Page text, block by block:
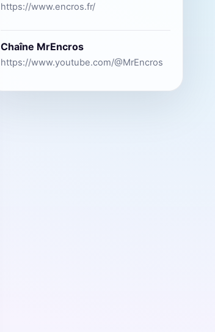
https://www.encros.fr/
Chaîne MrEncros
https://www.youtube.com/@MrEncros